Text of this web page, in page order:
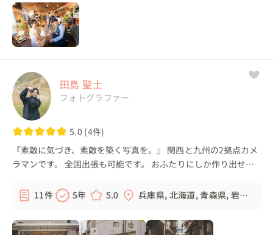
田島 聖土
フォトグラファー
5.0 (4件)
『素敵に気づき、素敵を築く写真を。』 関西と九州の2拠点カメ
ラマンです。 全国出張も可能です。 おふたりにしか作り出せな
敵な瞬間をカタ...
11件 5年 5.0
兵庫県, 北海道, 青森県, 岩手